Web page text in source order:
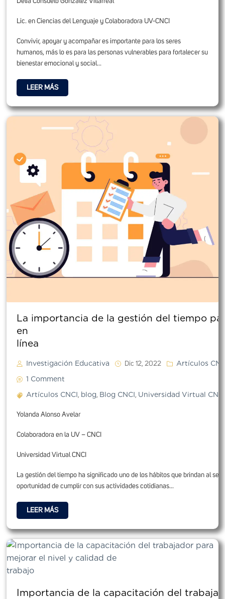
Lic. en Ciencias del Lenguaje y Colaboradora UV-CNCI
Convivir, apoyar y acompañar es importante para los seres
humanos, más lo es para las personas vulnerables para fortalecer su
bienestar emocional y social...
LEER MÁS
La importancia de la gestión del tiempo
en
Investigación Educativa Dic 12, 2022
Artículos
1 Comment
Artículos CNCI, blog, Blog CNCI, Universidad Virtual CNCI
Yolanda Alonso Avelar
Colaboradora en la UV – CNCI
Universidad Virtual CNCI
La gestión del tiempo ha significado uno de los hábitos que brindan al ser
oportunidad de cumplir con sus actividades cotidianas...
LEER MÁS
Importancia de la capacitación del